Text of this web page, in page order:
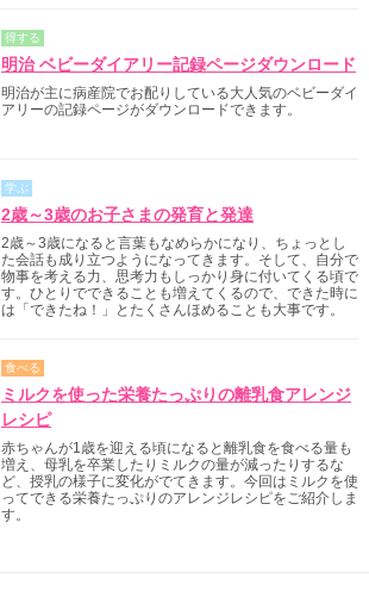
得する
明治 ベビーダイアリー記録ページダウンロード
明治が主に病産院でお配りしている大人気のベビーダイ
アリーの記録ページがダウンロードできます。
学ぶ
2歳～3歳のお子さまの発育と発達
2歳～3歳になると言葉もなめらかになり、ちょっとし
た会話も成り立つようになってきます。そして、自分で
物事を考える力、思考力もしっかり身に付いてくる頃で
す。ひとりでできることも増えてくるので、できた時に
は「できたね！」とたくさんほめることも大事です。
食べる
ミルクを使った栄養たっぷりの離乳食アレンジ
レシピ
赤ちゃんが1歳を迎える頃になると離乳食を食べる量も
増え、母乳を卒業したりミルクの量が減ったりするな
ど、授乳の様子に変化がでてきます。今回はミルクを使
ってできる栄養たっぷりのアレンジレシピをご紹介しま
す。